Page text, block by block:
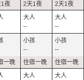
--
--
--
--